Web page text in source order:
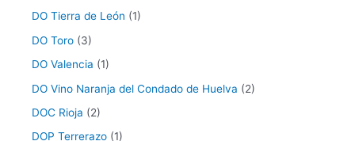
DO Tierra de León (1)
DO Toro (3)
DO Valencia (1)
DO Vino Naranja del Condado de Huelva (2)
DOC Rioja (2)
DOP Terrerazo (1)